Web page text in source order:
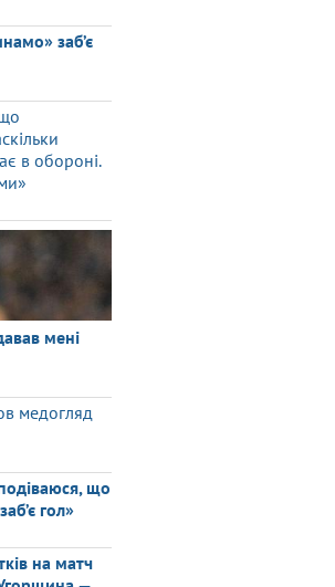
заб’є
в обороні.
мені
медогляд
що
гол»
на матч